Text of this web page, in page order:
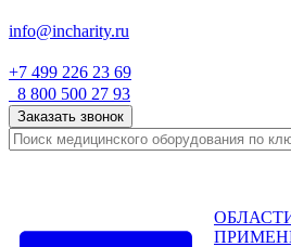
info@incharity.ru
+7 499 226 23 69
8 800 500 27 93
Заказать звонок